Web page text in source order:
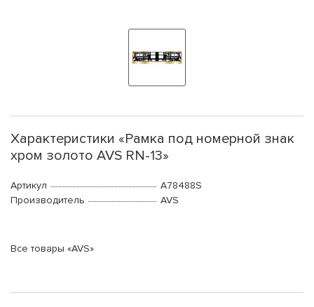
Характеристики «Рамка под номерной знак
хром золото AVS RN-13»
Артикул
A78488S
Производитель
AVS
Все товары «AVS»